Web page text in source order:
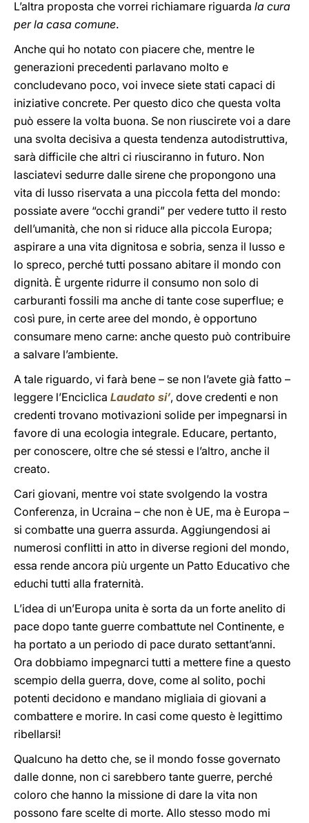
L’altra proposta che vorrei richiamare riguarda la cura
per la casa comune.
Anche qui ho notato con piacere che, mentre le
generazioni precedenti parlavano molto e
concludevano poco, voi invece siete stati capaci di
iniziative concrete. Per questo dico che questa volta
può essere la volta buona. Se non riuscirete voi a dare
una svolta decisiva a questa tendenza autodistruttiva,
sarà difficile che altri ci riusciranno in futuro. Non
lasciatevi sedurre dalle sirene che propongono una
vita di lusso riservata a una piccola fetta del mondo:
possiate avere “occhi grandi” per vedere tutto il resto
dell’umanità, che non si riduce alla piccola Europa;
aspirare a una vita dignitosa e sobria, senza il lusso e
lo spreco, perché tutti possano abitare il mondo con
dignità. È urgente ridurre il consumo non solo di
carburanti fossili ma anche di tante cose superflue; e
così pure, in certe aree del mondo, è opportuno
consumare meno carne: anche questo può contribuire
a salvare l’ambiente.
A tale riguardo, vi farà bene – se non l’avete già fatto –
leggere l’Enciclica Laudato si’, dove credenti e non
credenti trovano motivazioni solide per impegnarsi in
favore di una ecologia integrale. Educare, pertanto,
per conoscere, oltre che sé stessi e l’altro, anche il
creato.
Cari giovani, mentre voi state svolgendo la vostra
Conferenza, in Ucraina – che non è UE, ma è Europa –
si combatte una guerra assurda. Aggiungendosi ai
numerosi conflitti in atto in diverse regioni del mondo,
essa rende ancora più urgente un Patto Educativo che
educhi tutti alla fraternità.
L’idea di un’Europa unita è sorta da un forte anelito di
pace dopo tante guerre combattute nel Continente, e
ha portato a un periodo di pace durato settant’anni.
Ora dobbiamo impegnarci tutti a mettere fine a questo
scempio della guerra, dove, come al solito, pochi
potenti decidono e mandano migliaia di giovani a
combattere e morire. In casi come questo è legittimo
ribellarsi!
Qualcuno ha detto che, se il mondo fosse governato
dalle donne, non ci sarebbero tante guerre, perché
coloro che hanno la missione di dare la vita non
possono fare scelte di morte. Allo stesso modo mi